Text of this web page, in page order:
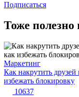
Подписаться
Тоже полезно
Маркетинг
Как накрутить
избежать блокировку
10637